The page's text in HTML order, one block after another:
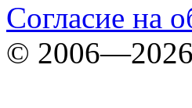
Согласие на
© 2006—2026